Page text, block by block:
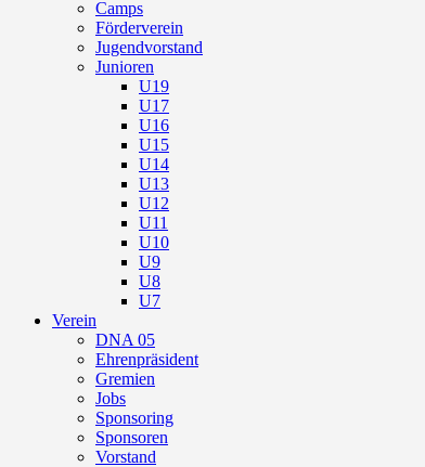
Camps
Förderverein
Jugendvorstand
Junioren
U19
U17
U16
U15
U14
U13
U12
U11
U10
U9
U8
U7
Verein
DNA 05
Ehrenpräsident
Gremien
Jobs
Sponsoring
Sponsoren
Vorstand